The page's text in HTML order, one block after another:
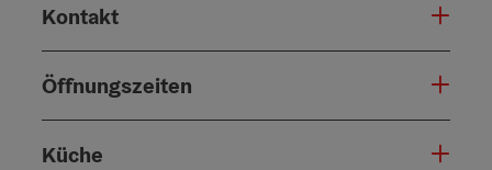
Kontakt
Öffnungszeiten
Küche